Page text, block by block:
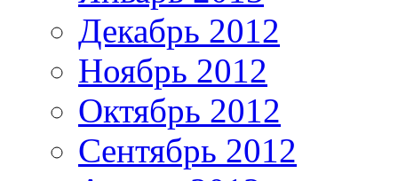
Декабрь 2012
Ноябрь 2012
Октябрь 2012
Сентябрь 2012